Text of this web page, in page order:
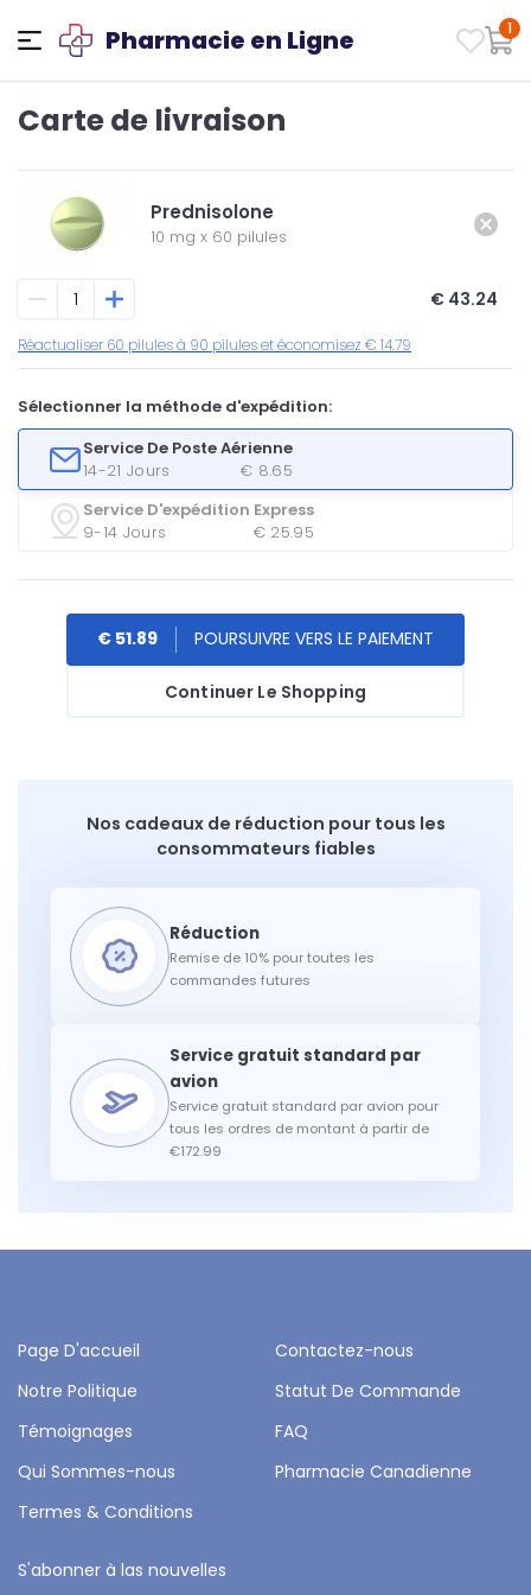
Pharmacie en Ligne 1
Carte de livraison
Prednisolone
10 mg x 60 pilules
€ 43.24
Réactualiser 60 pilules à 90 pilules et économisez € 14.79
Sélectionner la méthode d'expédition:
Service De Poste Aérienne
14-21 Jours
€ 8.65
Service D'expédition Express
9-14 Jours
€ 25.95
Continuer Le Shopping
€ 51.89
Nos cadeaux de réduction pour tous les
consommateurs fiables
Remise de 10% pour toutes les
commandes futures
Service gratuit standard par avion pour
tous les ordres de montant à partir de
€172.99
Page D'accueil
Contactez-nous
Notre Politique
Statut De Commande
Témoignages
FAQ
Qui Sommes-nous
Pharmacie Canadienne
Termes & Conditions
S'abonner à las nouvelles